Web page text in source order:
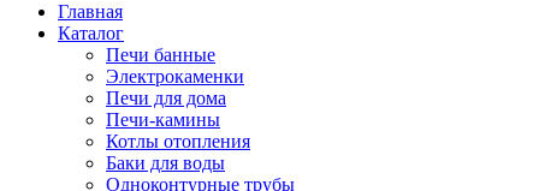
Главная
Каталог
Печи банные
Электрокаменки
Печи для дома
Печи-камины
Котлы отопления
Баки для воды
Одноконтурные трубы